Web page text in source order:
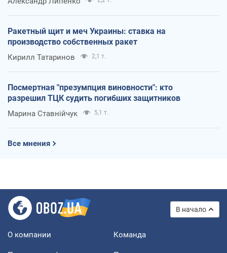
Ракетный щит и меч Украины: ставка на
производство собственных ракет
Кирилл Татаринов 2,1 т.
Посмертная "презумпция виновности": кто
разрешил ТЦК судить погибших защитников
Марина Ставнійчук 5,1 т.
Все мнения
В начало
О компании Команда